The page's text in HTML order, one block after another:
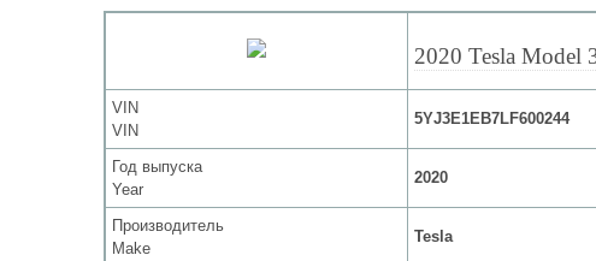
2020 Tesla Model
VIN
VIN
5YJ3E1EB7LF600244
Год выпуска
Year
2020
Производитель
Make
Tesla